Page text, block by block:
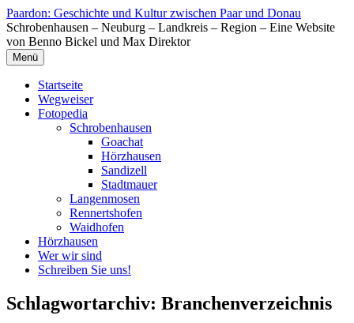
Zum
Inhalt
springen
Paardon: Geschichte und Kultur zwischen Paar und Donau
Schrobenhausen – Neuburg – Landkreis – Region – Eine Website
von Benno Bickel und Max Direktor
Menü
Startseite
Wegweiser
Fotopedia
Schrobenhausen
Goachat
Hörzhausen
Sandizell
Stadtmauer
Langenmosen
Rennertshofen
Waidhofen
Hörzhausen
Wer wir sind
Schreiben Sie uns!
Schlagwortarchiv: Branchenverzeichnis